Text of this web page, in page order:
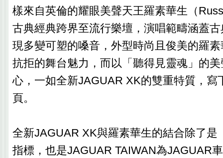
樣來自英倫的耀眼美聲天王羅素華生（
古典經典跨界至流行樂壇，演唱範疇涵蓋
現多變可塑的嗓音，外型時尚且俊美的羅
抗拒的舞台魅力，而以「聽得見靈魂」的
心，一如全新JAGUAR XK的雙重特質，寫
頁。
全新JAGUAR XK與羅素華生的結合除了是
指標，也是JAGUAR TAIWAN為JAGUAR